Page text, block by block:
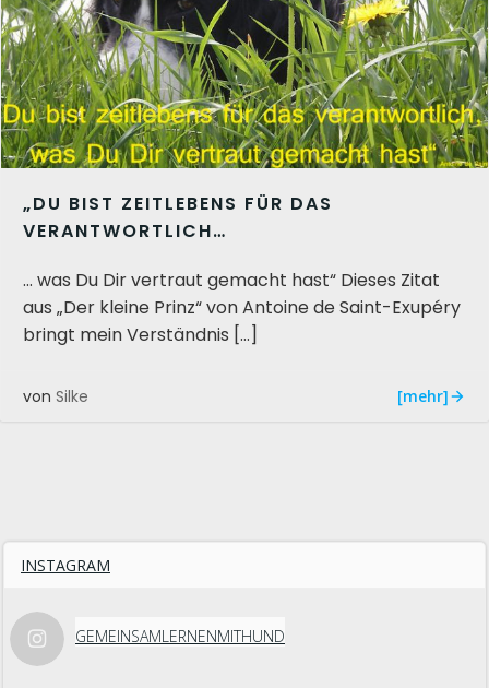
„DU BIST ZEITLEBENS FÜR DAS
VERANTWORTLICH…
… was Du Dir vertraut gemacht hast“ Dieses Zitat
aus „Der kleine Prinz“ von Antoine de Saint-Exupéry
bringt mein Verständnis […]
von Silke [mehr]
INSTAGRAM
GEMEINSAMLERNENMITHUND